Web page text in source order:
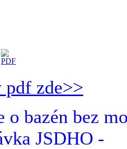
pdf zde>>
o bazén bez
JSDHO -